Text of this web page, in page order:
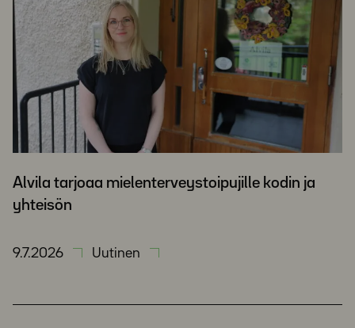
Alvila tarjoaa mielenterveystoipujille kodin ja
yhteisön
9.7.2026 Uutinen